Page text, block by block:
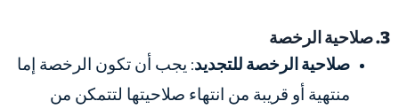
3. صلاحية الرخصة
صلاحية الرخصة للتجديد: يجب أن تكون الرخصة إما
منتهية أو قريبة من انتهاء صلاحيتها لتتمكن من